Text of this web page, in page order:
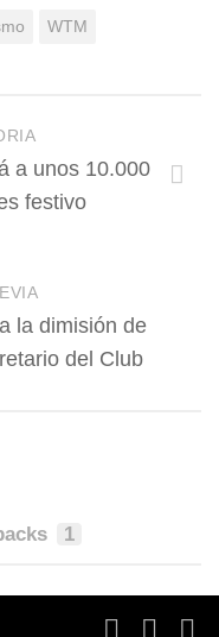
WTM
a unos 10.000
festivo
la dimisión de
del Club
1